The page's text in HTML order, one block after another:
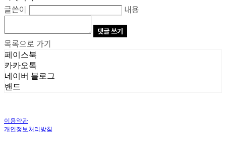
글쓴이
내용
댓글 쓰기
목록으로 가기
페이스북
카카오톡
네이버 블로그
밴드
이용약관
개인정보처리방침